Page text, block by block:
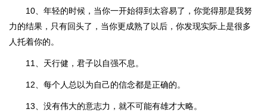
10、年轻的时候，当你一开始得到太容易了，你觉得那是我努
力的结果，只有回头了，当你更成熟了以后，你发现实际上是很多
人托着你的。
11、天行健，君子以自强不息。
12、每个人总以为自己的信念都是正确的。
13、没有伟大的意志力，就不可能有雄才大略。